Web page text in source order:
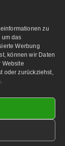
zu
das
Werbung
können wir Daten
Website
oder zurückziehst,